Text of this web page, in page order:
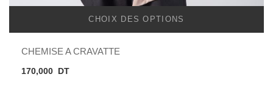
CHOIX DES OPTIONS
CHEMISE A CRAVATTE
170,000 DT